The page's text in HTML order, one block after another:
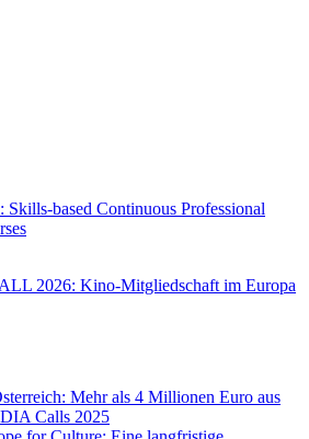
based Continuous Professional
2026: Kino-Mitgliedschaft im Europa
Mehr als 4 Millionen Euro aus
Calls 2025